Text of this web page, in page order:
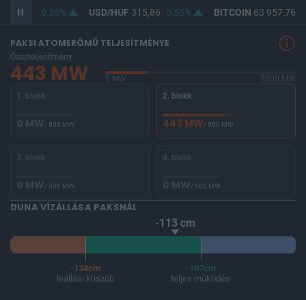
364,54 0,38% USD/HUF 315,86 0,53% BITCOIN 63 957,76
PAKSI ATOMERŐMŰ TELJESÍTMÉNYE
Összteljesítmény
443 MW 0 MW
2000 MW
1. blokk
0 MW/ 500 MW
2. blokk
443 MW/ 500 MW
3. blokk
0 MW/ 500 MW
4. blokk
0 MW/ 500 MW
DUNA VÍZÁLLÁSA PAKSNÁL
-113 cm
-134cm
leállási küszöb
-107cm
teljes működés